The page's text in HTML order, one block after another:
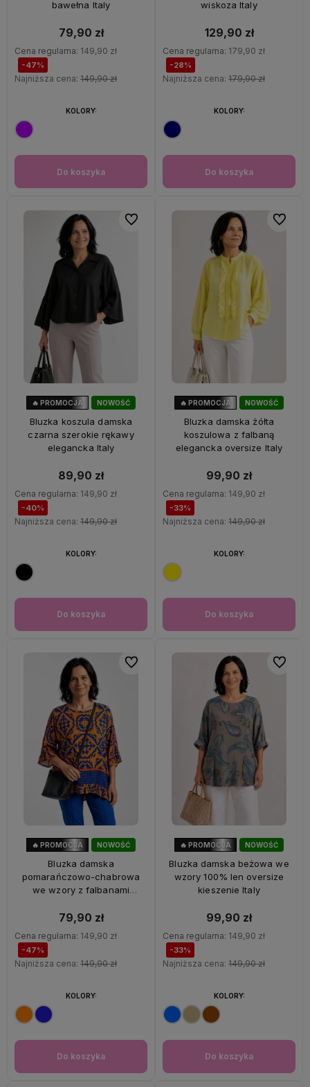
bawełna Italy
79,90 zł
Cena regularna: 149,90 zł
-47%
Najniższa cena: 149,90 zł
Do koszyka
KOLORY:
wiskoza Italy
129,90 zł
Cena regularna: 179,90 zł
-28%
Najniższa cena: 179,90 zł
Do koszyka
KOLORY:
NOWOŚĆ
🔥 PROMOCJA
Bluzka koszula damska
czarna szerokie rękawy
elegancka Italy
89,90 zł
Cena regularna: 149,90 zł
-40%
Najniższa cena: 149,90 zł
Do koszyka
KOLORY:
Do ulubionych
NOWOŚĆ
OKAZJA
🔥 PROMOCJA
Bluzka damska żółta
koszulowa z falbaną
elegancka oversize Italy
99,90 zł
Cena regularna: 149,90 zł
-33%
Najniższa cena: 149,90 zł
Do koszyka
KOLORY:
Do
NOWOŚĆ
🔥 PROMOCJA
Bluzka damska
pomarańczowo-chabrowa
we wzory z falbanami
79,90 zł
Cena regularna: 149,90 zł
-47%
Najniższa cena: 149,90 zł
Do koszyka
KOLORY:
Do ulubionych
NOWOŚĆ
OKAZJA
🔥 PROMOCJA
Bluzka damska beżowa we
wzory 100% len oversize
kieszenie Italy
99,90 zł
Cena regularna: 149,90 zł
-33%
Najniższa cena: 149,90 zł
Do koszyka
KOLORY:
Do